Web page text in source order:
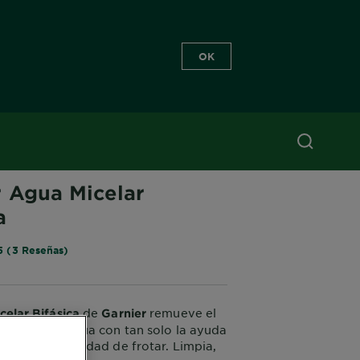
OK
Agua Micelar
(3 Reseñas)
Bifásicade Garnier remueve el
prueba de agua con tan solo la ayuda
sin necesidad de frotar. Limpia,